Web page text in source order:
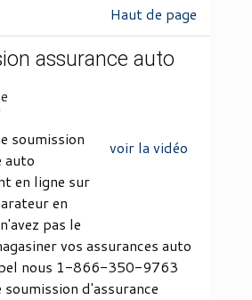
Haut de page
assurance auto
voir la vidéo
soumission
auto
en ligne sur
en
pas le
vos assurances auto
nous 1-866-350-9763
d'assurance